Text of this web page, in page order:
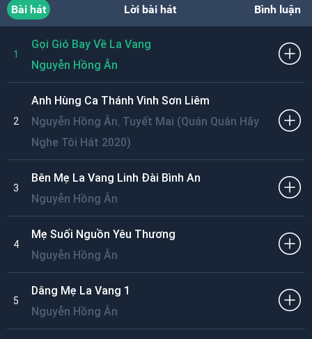
Bài hát Lời bài hát Bình luận
1
Gọi Gió Bay Về La Vang
Nguyễn Hồng Ân
2
Anh Hùng Ca Thánh Vinh Sơn Liêm
Nguyễn Hồng Ân, Tuyết Mai (Quán Quân Hãy
Nghe Tôi Hát 2020)
3
Bên Mẹ La Vang Linh Đài Bình An
Nguyễn Hồng Ân
4
Mẹ Suối Nguồn Yêu Thương
Nguyễn Hồng Ân
5
Dâng Mẹ La Vang 1
Nguyễn Hồng Ân